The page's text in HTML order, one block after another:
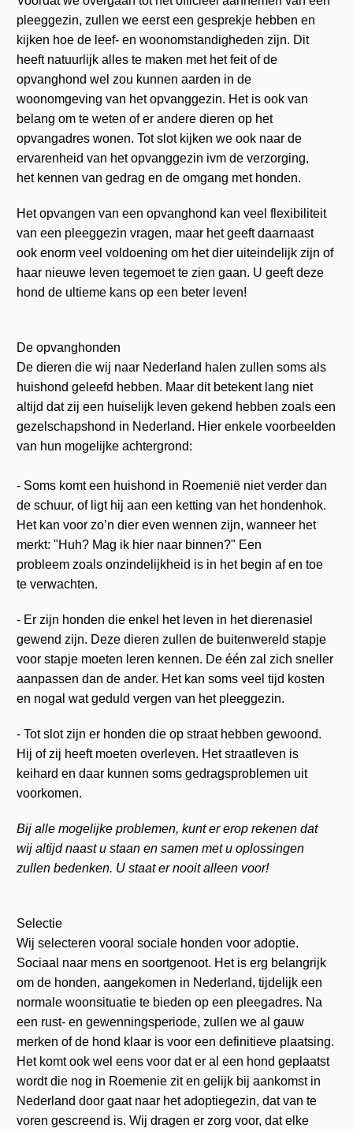
pleeggezin, zullen we eerst een gesprekje hebben en
kijken hoe de leef- en woonomstandigheden zijn. Dit
heeft natuurlijk alles te maken met het feit of de
opvanghond wel zou kunnen aarden in de
woonomgeving van het opvanggezin. Het is ook van
belang om te weten of er andere dieren op het
opvangadres wonen. Tot slot kijken we ook naar de
ervarenheid van het opvanggezin ivm de verzorging,
het kennen van gedrag en de omgang met honden.
Het opvangen van een opvanghond kan veel flexibiliteit
van een pleeggezin vragen, maar het geeft daarnaast
ook enorm veel voldoening om het dier uiteindelijk zijn of
haar nieuwe leven tegemoet te zien gaan. U geeft deze
hond de ultieme kans op een beter leven!
De opvanghonden
De dieren die wij naar Nederland halen zullen soms als
huishond geleefd hebben. Maar dit betekent lang niet
altijd dat zij een huiselijk leven gekend hebben zoals een
gezelschapshond in Nederland. Hier enkele voorbeelden
van hun mogelijke achtergrond:
- Soms komt een huishond in Roemenië niet verder dan
de schuur, of ligt hij aan een ketting van het hondenhok.
Het kan voor zo’n dier even wennen zijn, wanneer het
merkt: "Huh? Mag ik hier naar binnen?" Een
probleem zoals onzindelijkheid is in het begin af en toe
te verwachten.
- Er zijn honden die enkel het leven in het dierenasiel
gewend zijn. Deze dieren zullen de buitenwereld stapje
voor stapje moeten leren kennen. De één zal zich sneller
aanpassen dan de ander. Het kan soms veel tijd kosten
en nogal wat geduld vergen van het pleeggezin.
- Tot slot zijn er honden die op straat hebben gewoond.
Hij of zij heeft moeten overleven. Het straatleven is
keihard en daar kunnen soms gedragsproblemen uit
voorkomen.
Bij alle mogelijke problemen, kunt er erop rekenen dat
wij altijd naast u staan en samen met u oplossingen
zullen bedenken. U staat er nooit alleen voor!
Selectie
Wij selecteren vooral sociale honden voor adoptie.
Sociaal naar mens en soortgenoot. Het is erg belangrijk
om de honden, aangekomen in Nederland, tijdelijk een
normale woonsituatie te bieden op een pleegadres. Na
een rust- en gewenningsperiode, zullen we al gauw
merken of de hond klaar is voor een definitieve plaatsing.
Het komt ook wel eens voor dat er al een hond geplaatst
wordt die nog in Roemenie zit en gelijk bij aankomst in
Nederland door gaat naar het adoptiegezin, dat van te
voren gescreend is. Wij dragen er zorg voor, dat elke